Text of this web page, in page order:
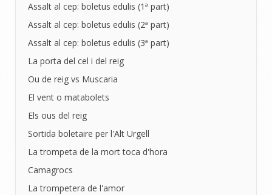
Assalt al cep: boletus edulis (1ª part)
Assalt al cep: boletus edulis (2ª part)
Assalt al cep: boletus edulis (3ª part)
La porta del cel i del reig
Ou de reig vs Muscaria
El vent o matabolets
Els ous del reig
Sortida boletaire per l'Alt Urgell
La trompeta de la mort toca d'hora
Camagrocs
La trompetera de l'amor